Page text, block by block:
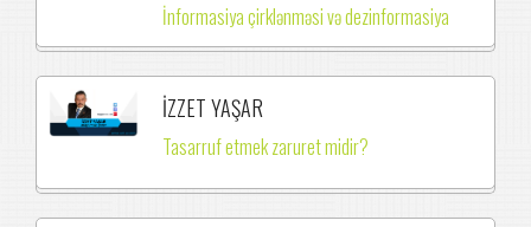
İnformasiya çirklənməsi və dezinformasiya
İZZET YAŞAR
Tasarruf etmek zaruret midir?